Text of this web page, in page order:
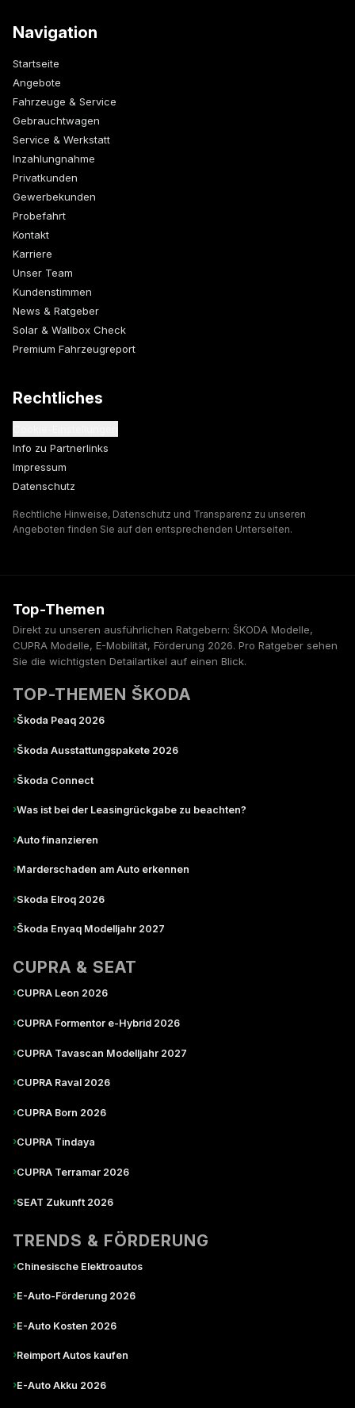
Navigation
Startseite
Angebote
Fahrzeuge & Service
Gebrauchtwagen
Service & Werkstatt
Inzahlungnahme
Privatkunden
Gewerbekunden
Probefahrt
Kontakt
Karriere
Unser Team
Kundenstimmen
News & Ratgeber
Solar & Wallbox Check
Premium Fahrzeugreport
Rechtliches
Info zu Partnerlinks
Impressum
Datenschutz
Rechtliche Hinweise, Datenschutz und Transparenz zu unseren
Angeboten finden Sie auf den entsprechenden Unterseiten.
Top-Themen
Direkt zu unseren ausführlichen Ratgebern: ŠKODA Modelle,
CUPRA Modelle, E-Mobilität, Förderung 2026. Pro Ratgeber sehen
Sie die wichtigsten Detailartikel auf einen Blick.
TOP-THEMEN ŠKODA
›Škoda Peaq 2026
›Škoda Ausstattungspakete 2026
›Škoda Connect
›Was ist bei der Leasingrückgabe zu beachten?
›Auto finanzieren
›Marderschaden am Auto erkennen
›Skoda Elroq 2026
›Škoda Enyaq Modelljahr 2027
CUPRA & SEAT
›CUPRA Leon 2026
›CUPRA Formentor e-Hybrid 2026
›CUPRA Tavascan Modelljahr 2027
›CUPRA Raval 2026
›CUPRA Born 2026
›CUPRA Tindaya
›CUPRA Terramar 2026
›SEAT Zukunft 2026
TRENDS & FÖRDERUNG
›Chinesische Elektroautos
›E-Auto-Förderung 2026
›E-Auto Kosten 2026
›Reimport Autos kaufen
›E-Auto Akku 2026